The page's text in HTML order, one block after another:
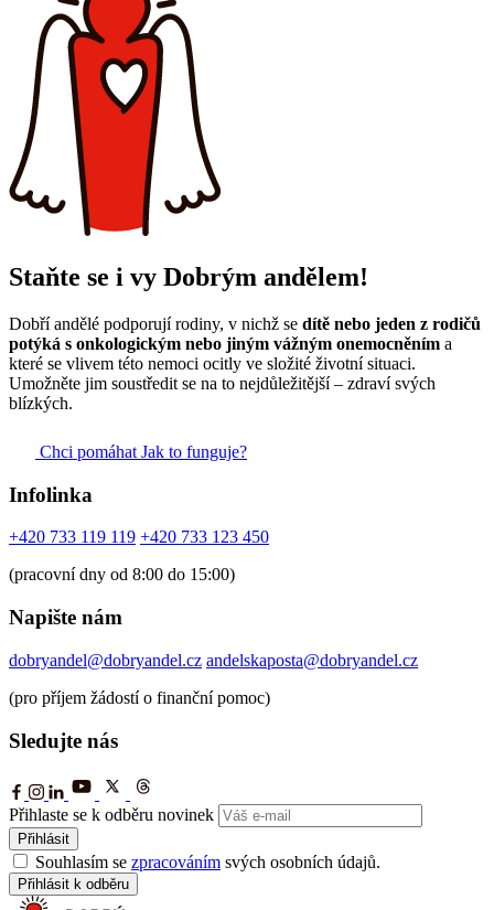
Staňte se i vy Dobrým andělem!
Dobří andělé podporují rodiny, v nichž se dítě nebo jeden z rodičů
potýká s onkologickým nebo jiným vážným onemocněním a
které se vlivem této nemoci ocitly ve složité životní situaci.
Umožněte jim soustředit se na to nejdůležitější – zdraví svých
blízkých.
Chci pomáhat Jak to funguje?
Infolinka
+420 733 119 119 +420 733 123 450
(pracovní dny od 8:00 do 15:00)
Napište nám
dobryandel@dobryandel.cz andelskaposta@dobryandel.cz
(pro příjem žádostí o finanční pomoc)
Sledujte nás
Přihlaste se k odběru novinek
Přihlásit
Souhlasím se zpracováním svých osobních údajů.
Přihlásit k odběru